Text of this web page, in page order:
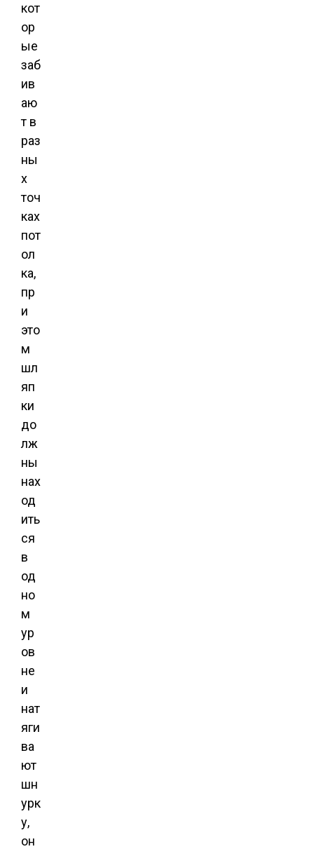
кот
ор
ые
заб
ив
аю
т в
раз
ны
х
точ
ках
пот
ол
ка,
пр
и
это
м
шл
яп
ки
до
лж
ны
нах
од
ить
ся
в
од
но
м
ур
ов
не
и
нат
яги
ва
ют
шн
урк
у,
он